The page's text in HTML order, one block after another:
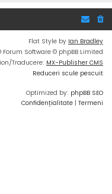
Flat Style by Ian Bradley
Forum Software © phpBB Limited
Traducere: MX-Publisher CMS
Reduceri scule pescuit
Optimized by: phpBB SEO
Confidențialitate | Termeni